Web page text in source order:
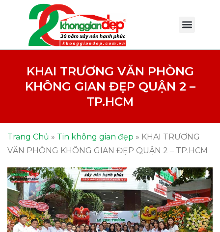
KHAI TRƯƠNG VĂN PHÒNG
KHÔNG GIAN ĐẸP QUẬN 2 –
TP.HCM
Trang Chủ » Tin không gian đẹp » KHAI TRƯƠNG
VĂN PHÒNG KHÔNG GIAN ĐẸP QUẬN 2 – TP.HCM